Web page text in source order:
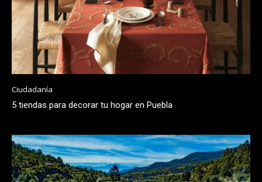
Ciudadanía
5 tiendas para decorar tu hogar en Puebla